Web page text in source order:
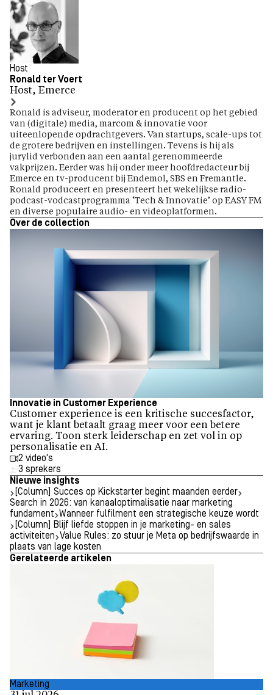
Host
Ronald ter Voert
Host, Emerce
Ronald is adviseur, moderator en producent op het gebied
van (digitale) media, marcom & innovatie voor
uiteenlopende opdrachtgevers. Van startups, scale-ups tot
de grotere bedrijven en instellingen. Tevens is hij als
jurylid verbonden aan een aantal gerenommeerde
vakprijzen. Eerder was hij onder meer hoofdredacteur bij
Emerce en tv-producent bij Endemol, SBS en Fremantle.
Ronald produceert en presenteert het wekelijkse radio-
podcast-vodcastprogramma ‘Tech & Innovatie’ op EASY FM
en diverse populaire audio- en videoplatformen.
Over de collection
Innovatie in Customer Experience
Customer experience is een kritische succesfactor,
want je klant betaalt graag meer voor een betere
ervaring. Toon sterk leiderschap en zet vol in op
personalisatie en AI.
2 video's
3 sprekers
Nieuwe insights
[Column] Succes op Kickstarter begint maanden eerder
Search in 2026: van kanaaloptimalisatie naar marketing
fundament Wanneer fulfilment een strategische keuze wordt
[Column] Blijf liefde stoppen in je marketing- en sales
activiteiten
Value Rules: zo stuur je Meta op bedrijfswaarde in
plaats van lage kosten
Gerelateerde artikelen
Marketing